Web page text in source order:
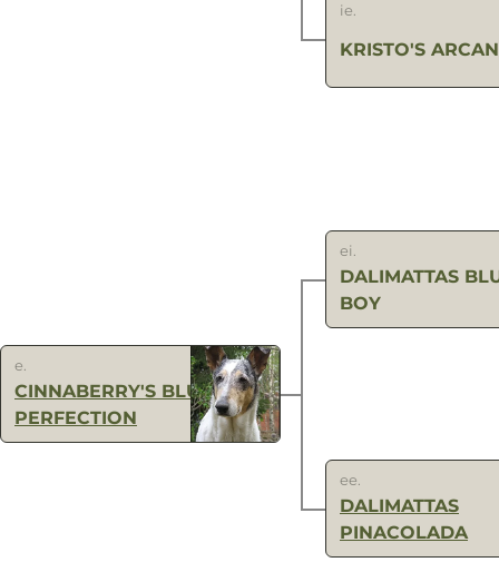
ie.
KRISTO'S
e.
CINNABERRY'S BLUE
PERFECTION
ei.
DALIMATTAS
BOY
ee.
DALIMATTAS
PINACOLADA